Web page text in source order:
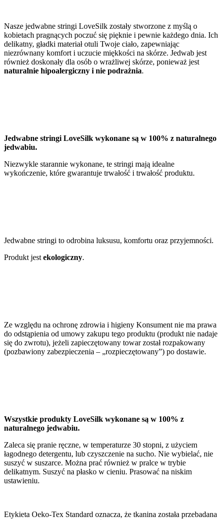
Nasze jedwabne stringi LoveSilk zostały stworzone z myślą o
kobietach pragnących poczuć się pięknie i pewnie każdego dnia. Ich
delikatny, gładki materiał otuli Twoje ciało, zapewniając
niezrównany komfort i uczucie miękkości na skórze. Jedwab jest
również doskonały dla osób o wrażliwej skórze, ponieważ jest
naturalnie hipoalergiczny i nie podrażnia.
Jedwabne stringi LoveSilk wykonane są w 100% z naturalnego
jedwabiu.
Niezwykle starannie wykonane, te stringi mają idealne
wykończenie, które gwarantuje trwałość i trwałość produktu.
Jedwabne stringi to odrobina luksusu, komfortu oraz przyjemności.
Produkt jest ekologiczny.
Ze względu na ochronę zdrowia i higieny Konsument nie ma prawa
do odstąpienia od umowy zakupu tego produktu (produkt nie nadaje
się do zwrotu), jeżeli zapieczętowany towar został rozpakowany
(pozbawiony zabezpieczenia – „rozpieczętowany”) po dostawie.
Wszystkie produkty LoveSilk wykonane są w 100% z
naturalnego jedwabiu.
Zaleca się pranie ręczne, w temperaturze 30 stopni, z użyciem
łagodnego detergentu, lub czyszczenie na sucho. Nie wybielać, nie
suszyć w suszarce. Można prać również w pralce w trybie
delikatnym. Suszyć na płasko w cieniu. Prasować na niskim
ustawieniu.
Etykieta Oeko-Tex Standard oznacza, że tkanina została przebadana